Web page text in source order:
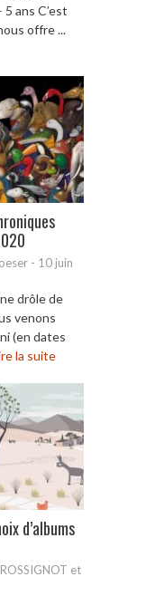
ans C’est
offre ...
- 10 juin
drôle de
venons
(en dates
la suite
d’albums
et